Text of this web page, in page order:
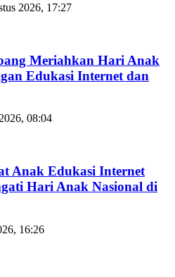
2026, 17:27
Meriahkan Hari Anak
Edukasi Internet dan
08:04
Anak Edukasi Internet
Hari Anak Nasional di
16:26